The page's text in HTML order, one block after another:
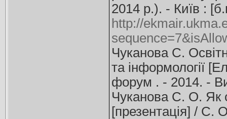
2014 р.). - Київ :
http://
Чуканова С.
та інформології
форум . - 2014. -
Чуканова С. О. Як
[презентація] / С.